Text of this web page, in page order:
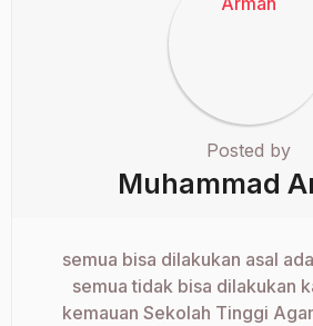
Posted by
Muhammad
semua bisa dilakukan asal
semua tidak bisa dilakukan
kemauan Sekolah Tinggi